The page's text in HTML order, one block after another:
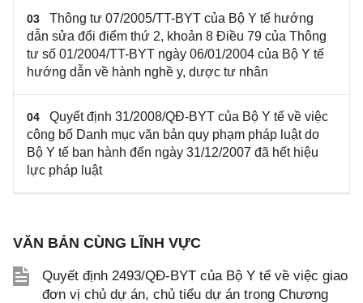
03
Thông tư 07/2005/TT-BYT của Bộ Y tế hướng
dẫn sửa đổi điểm thứ 2, khoản 8 Điều 79 của Thông
tư số 01/2004/TT-BYT ngày 06/01/2004 của Bộ Y tế
hướng dẫn về hành nghề y, dược tư nhân
04
Quyết định 31/2008/QĐ-BYT của Bộ Y tế về việc
công bố Danh mục văn bản quy phạm pháp luật do
Bộ Y tế ban hành đến ngày 31/12/2007 đã hết hiệu
lực pháp luật
VĂN BẢN CÙNG LĨNH VỰC
Quyết định 2493/QĐ-BYT của Bộ Y tế về việc giao
đơn vị chủ dự án, chủ tiểu dự án trong Chương